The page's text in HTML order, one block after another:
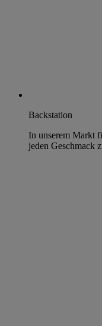
Backstation
In unserem Markt
jeden Geschmack